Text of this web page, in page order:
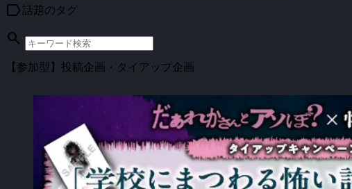
label話題のタグ
search
【参加型】投稿企画・タイアップ企画